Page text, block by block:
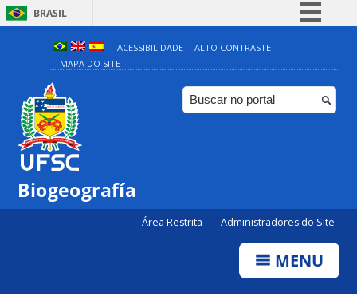
BRASIL
Simplifique!
Comunica BR
Participe
ACESSIBILIDADE
ALTO CONTRASTE
MAPA DO SITE
Biogeografía
Área Restrita Administradores do Site
MENU